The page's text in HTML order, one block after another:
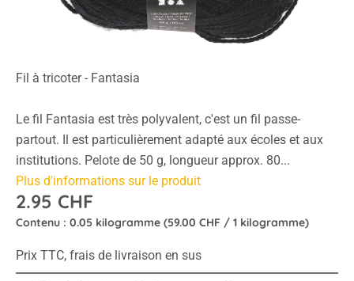
Fil à tricoter - Fantasia
Le fil Fantasia est très polyvalent, c'est un fil passe-
partout. Il est particulièrement adapté aux écoles et aux
institutions. Pelote de 50 g, longueur approx. 80...
Plus d'informations sur le produit
2.95 CHF
Contenu : 0.05 kilogramme (59.00 CHF / 1 kilogramme)
Prix TTC, frais de livraison en sus